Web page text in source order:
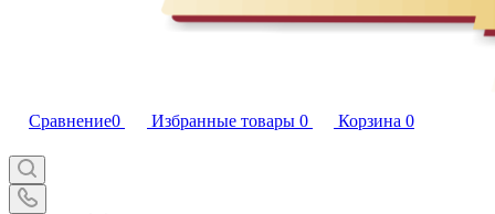
Сравнение0 Избранные товары 0 Корзина 0